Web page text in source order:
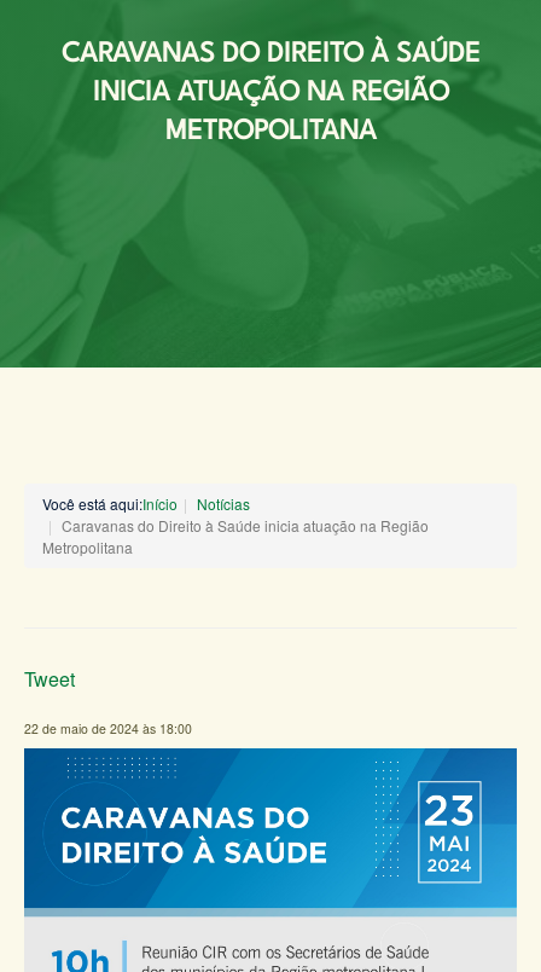
CARAVANAS DO DIREITO À SAÚDE
INICIA ATUAÇÃO NA REGIÃO
METROPOLITANA
Você está aqui:Início
Notícias
Caravanas do Direito à Saúde inicia atuação na Região
Metropolitana
Tweet
22 de maio de 2024 às 18:00